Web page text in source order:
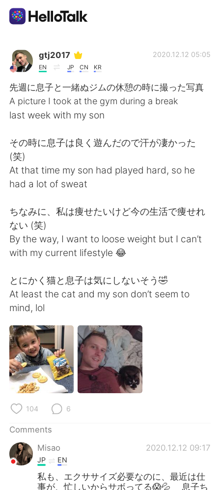
Language Exchange App
English
简体中文 繁體中文
Español العربية
日本語
Русский ไทย
Türkçe Tiếng Việt
gtj2017
EN JP CN KR
2020.12.12 05:05
先週に息子と一緒ぬジムの休憩の時に撮った写真
A picture I took at the gym during a break
last week with my son
その時に息子は良く遊んだので汗が凄かった
(笑)
At that time my son had played hard, so he
had a lot of sweat
ちなみに、私は痩せたいけど今の生活で痩せれ
ない (笑)
By the way, I want to loose weight but I can’t
with my current lifestyle 😂
とにかく猫と息子は気にしないそう🤣
At least the cat and my son don’t seem to
mind, lol
104 6
Comments
Misao
2020.12.12 09:17
JP EN
私も、エクササイズ必要なのに、最近は仕
事が、忙しいからサボってる😱💦 息子ち